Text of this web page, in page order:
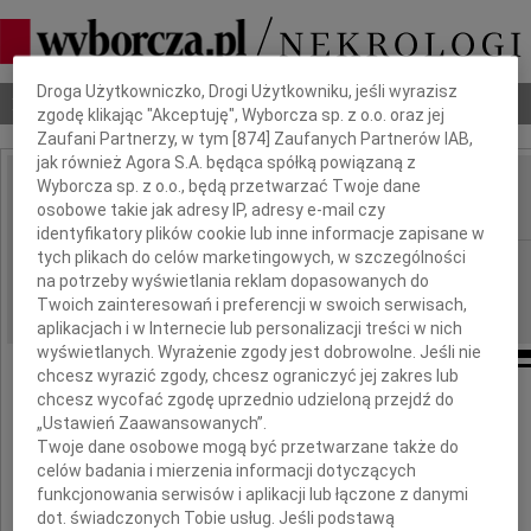
Nekrologi Odeszli Poradnik pogrzebowy
IMIĘ I NAZWISKO: Krystyn Malinowski
REGION: Kraków
DATA EMISJI: 16.03.2018
Dbamy o Twoją prywatność
Droga Użytkowniczko, Drogi Użytkowniku, jeśli wyrazisz
zgodę klikając "Akceptuję", Wyborcza sp. z o.o. oraz jej
Zaufani Partnerzy, w tym [874 ] Zaufanych Partnerów IAB,
jak również Agora S.A. będąca spółką powiązaną z
Wyborcza sp. z o.o., będą przetwarzać Twoje dane
osobowe takie jak adresy IP, adresy e-mail czy
identyfikatory plików cookie lub inne informacje zapisane w
tych plikach do celów marketingowych, w szczególności
na potrzeby wyświetlania reklam dopasowanych do
Twoich zainteresowań i preferencji w swoich serwisach,
aplikacjach i w Internecie lub personalizacji treści w nich
wyświetlanych. Wyrażenie zgody jest dobrowolne. Jeśli nie
chcesz wyrazić zgody, chcesz ograniczyć jej zakres lub
chcesz wycofać zgodę uprzednio udzieloną przejdź do
„Ustawień Zaawansowanych”.
Twoje dane osobowe mogą być przetwarzane także do
celów badania i mierzenia informacji dotyczących
funkcjonowania serwisów i aplikacji lub łączone z danymi
dot. świadczonych Tobie usług. Jeśli podstawą